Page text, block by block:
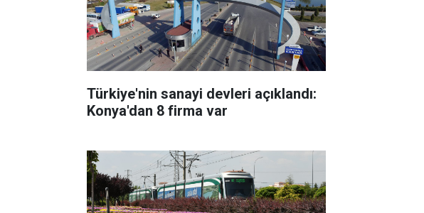
Türkiye'nin sanayi devleri açıklandı:
Konya'dan 8 firma var